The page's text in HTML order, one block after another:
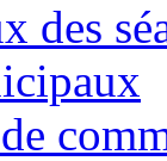
des